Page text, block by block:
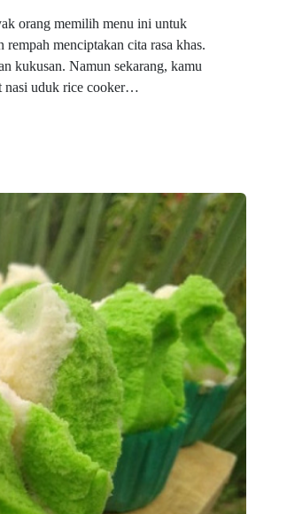
orang memilih menu ini untuk
rempah menciptakan cita rasa khas.
kukusan. Namun sekarang, kamu
nasi uduk rice cooker…